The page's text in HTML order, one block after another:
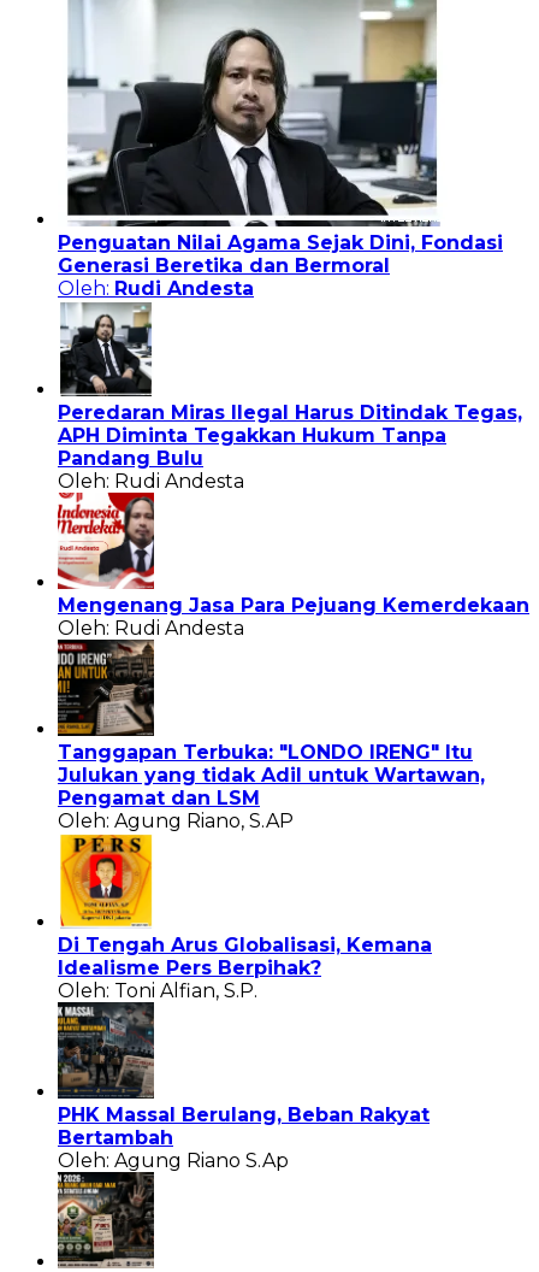
Penguatan Nilai Agama Sejak Dini, Fondasi
Generasi Beretika dan Bermoral
Oleh: Rudi Andesta
Peredaran Miras Ilegal Harus Ditindak Tegas,
APH Diminta Tegakkan Hukum Tanpa
Pandang Bulu
Oleh: Rudi Andesta
Mengenang Jasa Para Pejuang Kemerdekaan
Oleh: Rudi Andesta
Tanggapan Terbuka: "LONDO IRENG" Itu
Julukan yang tidak Adil untuk Wartawan,
Pengamat dan LSM
Oleh: Agung Riano, S.AP
Di Tengah Arus Globalisasi, Kemana
Idealisme Pers Berpihak?
Oleh: Toni Alfian, S.P.
PHK Massal Berulang, Beban Rakyat
Bertambah
Oleh: Agung Riano S.Ap